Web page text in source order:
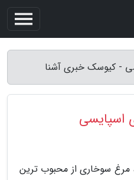
- کیوسک خبری آشنا
اسپایسی
مرغ سوخاری از محبوب ترین